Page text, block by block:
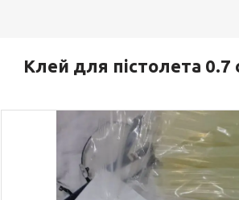
Клей для пістолета